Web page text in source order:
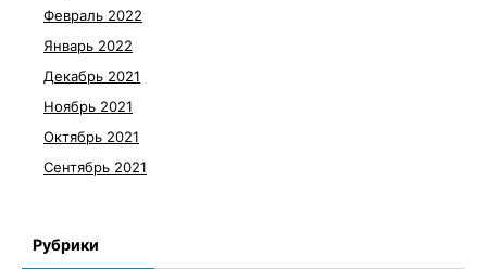
Февраль 2022
Январь 2022
Декабрь 2021
Ноябрь 2021
Октябрь 2021
Сентябрь 2021
Рубрики